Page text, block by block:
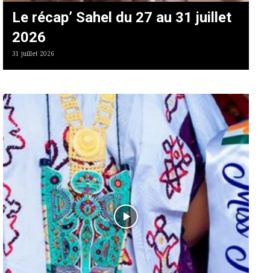
Le récap’ Sahel du 27 au 31 juillet
2026
31 juillet 2026